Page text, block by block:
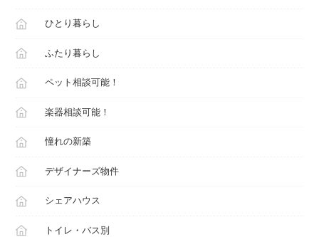
ひとり暮らし
ふたり暮らし
ペット相談可能！
楽器相談可能！
憧れの新築
デザイナーズ物件
シェアハウス
トイレ・バス別